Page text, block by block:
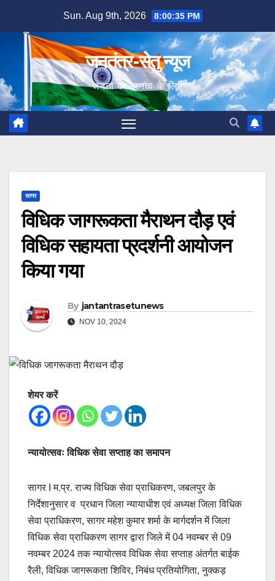
content
Sun. Aug 9th, 2026 8:00:36 PM
जनतंत्र-सेतु न्यूज
जनता का जनता के लिए
सागर
विधिक जागरूकता मैराथन दौड़ एवं
विधिक सहायता प्रदर्शनी आयोजन
किया गया
By jantantrasetunews
NOV 10, 2024
शेयर करें
न्यायोत्सवः विधिक सेवा सप्ताह का समापन
सागर I म.प्र. राज्य विधिक सेवा प्राधिकरण, जबलपुर के
निर्देशानुसार व प्रधान जिला न्यायाधीश एवं अध्यक्ष जिला विधिक
सेवा प्राधिकरण, सागर महेश कुमार शर्मा के मार्गदर्शन में जिला
विधिक सेवा प्राधिकरण सागर द्वारा जिले में 04 नवम्बर से 09
नवम्बर 2024 तक न्यायोत्सव विधिक सेवा सप्ताह अंतर्गत बाईक
रैली, विधिक जागरूकता शिविर, निबंध प्रतियोगिता, नुक्कड़